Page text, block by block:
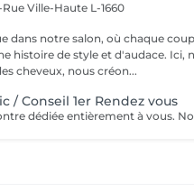
Rue Ville-Haute L-1660
dans notre salon, où chaque
histoire de style et d'audace. Ici,
cheveux, nous créon...
/ Conseil 1er Rendez vous